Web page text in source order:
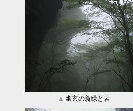
▲ 幽玄の新緑と岩